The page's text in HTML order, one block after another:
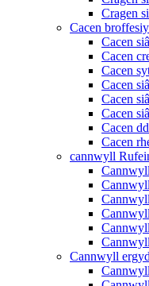
Cragen
Cacen
Cacen
Cacen
Cacen
Cacen
Cacen
Cacen
Cacen
Cacen
cannwyll
Cannwyll